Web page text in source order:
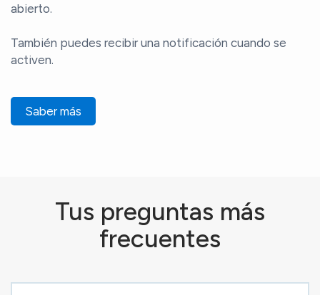
abierto.
También puedes recibir una notificación cuando se
activen.
Saber más
Tus preguntas más
frecuentes